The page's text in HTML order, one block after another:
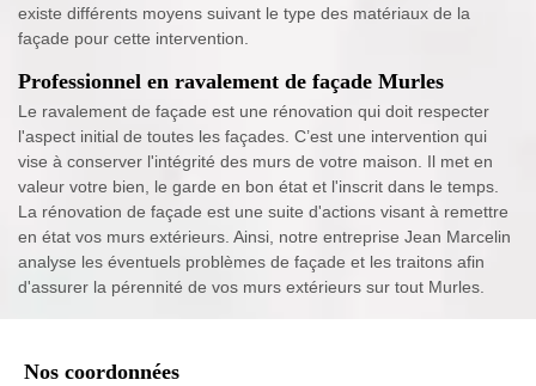
existe différents moyens suivant le type des matériaux de la
façade pour cette intervention.
Professionnel en ravalement de façade Murles
Le ravalement de façade est une rénovation qui doit respecter
l'aspect initial de toutes les façades. C’est une intervention qui
vise à conserver l'intégrité des murs de votre maison. Il met en
valeur votre bien, le garde en bon état et l'inscrit dans le temps.
La rénovation de façade est une suite d'actions visant à remettre
en état vos murs extérieurs. Ainsi, notre entreprise Jean Marcelin
analyse les éventuels problèmes de façade et les traitons afin
d'assurer la pérennité de vos murs extérieurs sur tout Murles.
Nos coordonnées